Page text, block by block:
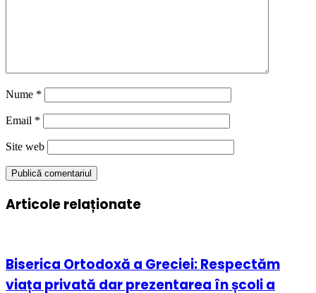
Nume *
Email *
Site web
Articole relaționate
Biserica Ortodoxă a Greciei: Respectăm
viața privată dar prezentarea în școli a